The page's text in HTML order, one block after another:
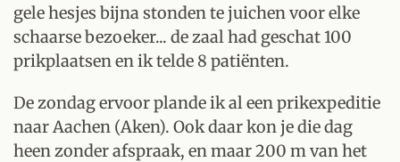
gele hesjes bijna stonden te juichen voor elke
schaarse bezoeker... de zaal had geschat 100
prikplaatsen en ik telde 8 patiënten.
De zondag ervoor plande ik al een prikexpeditie
naar Aachen (Aken). Ook daar kon je die dag
heen zonder afspraak, en maar 200 m van het